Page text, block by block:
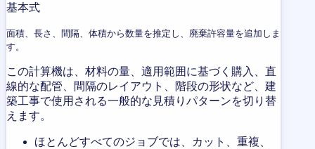
基本式
面積、長さ、間隔、体積から数量を推定し、廃棄許容量を追加しま
す。
この計算機は、材料の量、適用範囲に基づく購入、直
線的な配管、間隔のレイアウト、階段の形状など、建
築工事で使用される一般的な見積りパターンを切り替
えます。
ほとんどすべてのジョブでは、カット、重複、